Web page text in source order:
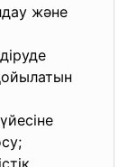
және